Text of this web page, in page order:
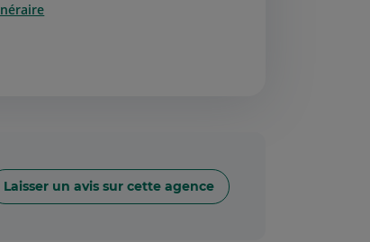
Laisser un avis sur cette agence